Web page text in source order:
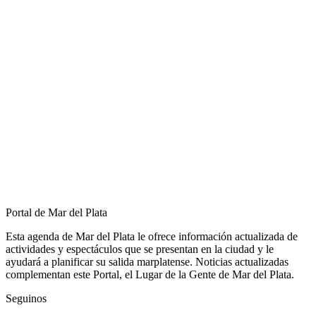
Portal de Mar del Plata
Esta agenda de Mar del Plata le ofrece información actualizada de
actividades y espectáculos que se presentan en la ciudad y le
ayudará a planificar su salida marplatense. Noticias actualizadas
complementan este Portal, el Lugar de la Gente de Mar del Plata.
Seguinos